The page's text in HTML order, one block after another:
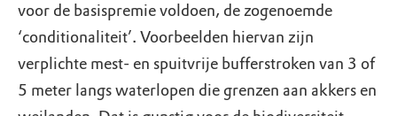
voor de basispremie voldoen, de zogenoemde
‘conditionaliteit’. Voorbeelden hiervan zijn
verplichte mest- en spuitvrije bufferstroken van 3 of
5 meter langs waterlopen die grenzen aan akkers en